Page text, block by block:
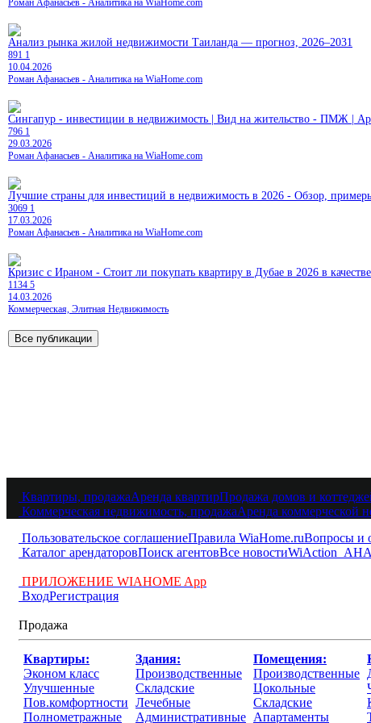
Роман Афанасьев - Аналитика на WiaHome.com
Анализ рынка жилой недвижимости Таиланда — прогноз, 2026–2031
891 1
10.04.2026
Роман Афанасьев - Аналитика на WiaHome.com
Сингапур - инвестиции в недвижимость | Вид на жительство - ПМЖ |
796 1
29.03.2026
Роман Афанасьев - Аналитика на WiaHome.com
Лучшие страны для инвестиций в недвижимость в 2026 - Обзор,
3069 1
17.03.2026
Роман Афанасьев - Аналитика на WiaHome.com
Кризис с Ираном - Стоит ли покупать квартиру в Дубае в 2026 в
1134 5
14.03.2026
Коммерческая, Элитная Недвижимость
Квартиры, продажаАренда квартирПродажа домов и
Коммерческая недвижимость, продажаАренда коммерческой
Пользовательское соглашениеПравила WiaHome.ruВопросы и
Каталог арендаторовПоиск агентовВсе новостиWiAction
ПРИЛОЖЕНИЕ WIAHOME App
ВходРегистрация
Продажа
Квартиры:
Эконом класс
Улучшенные
Пов.комфортности
Полнометражные
Здания:
Производственные
Складские
Лечебные
Административные
Помещения:
Производственные
Цокольные
Складские
Апартаменты